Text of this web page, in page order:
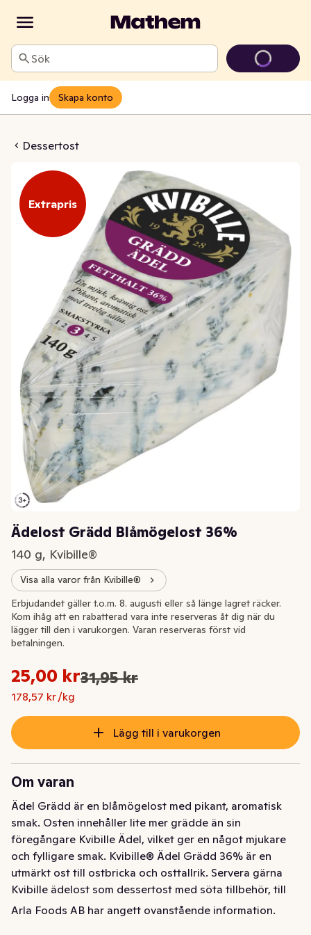
Sök
Logga in Skapa konto
Dessertost
Blåmögelost 36%
Extrapris
Ädelost Grädd Blåmögelost 36%
140 g, Kvibille®
Visa alla varor från Kvibille®
Extrapris
Ursprungspriset var: 31,95 kr
Nuvarande pris är: 25,00 kr
25,00 kr31,95 kr
178,57 kr /kg
Styckpris: 178,57 kr /kg
Erbjudandet gäller t.o.m. 8. augusti eller så länge lagret räcker.
Kom ihåg att en rabatterad vara inte reserveras åt dig när du
lägger till den i varukorgen. Varan reserveras först vid
betalningen.
Lägg till i varukorgen
Om varan
Ädel Grädd är en blåmögelost med pikant, aromatisk
smak. Osten innehåller lite mer grädde än sin
föregångare Kvibille Ädel, vilket ger en något mjukare
och fylligare smak. Kvibille® Ädel Grädd 36% är en
utmärkt ost till ostbricka och osttallrik. Servera gärna
Kvibille ädelost som dessertost med söta tillbehör, till
exempel mogna päron, marmelader och chutneys. Osten
Arla Foods AB har angett ovanstående information.